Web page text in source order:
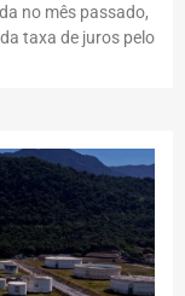
no mês passado,
taxa de juros pelo